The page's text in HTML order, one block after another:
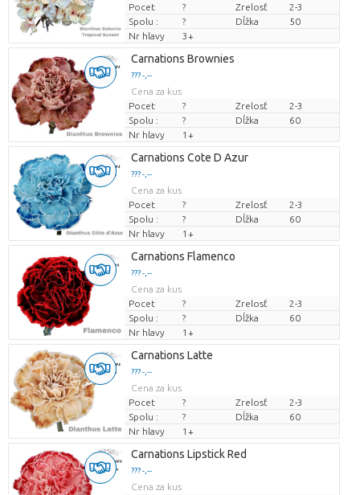
Pocet
? Zrelosť
2-3
Spolu :
? Dĺžka
50
Nr hlavy
3+
Carnations Brownies
??? -,--
Cena za kus
Pocet
? Zrelosť
2-3
Spolu :
? Dĺžka
60
Nr hlavy
1+
Carnations Cote D Azur
??? -,--
Cena za kus
Pocet
? Zrelosť
2-3
Spolu :
? Dĺžka
60
Nr hlavy
1+
Carnations Flamenco
??? -,--
Cena za kus
Pocet
? Zrelosť
2-3
Spolu :
? Dĺžka
60
Nr hlavy
1+
Carnations Latte
??? -,--
Cena za kus
Pocet
? Zrelosť
2-3
Spolu :
? Dĺžka
60
Nr hlavy
1+
Carnations Lipstick Red
??? -,--
Cena za kus